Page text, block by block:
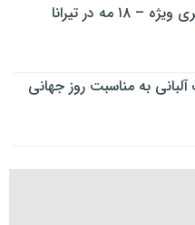
مه در تیرانا
به مناسبت روز جهانی